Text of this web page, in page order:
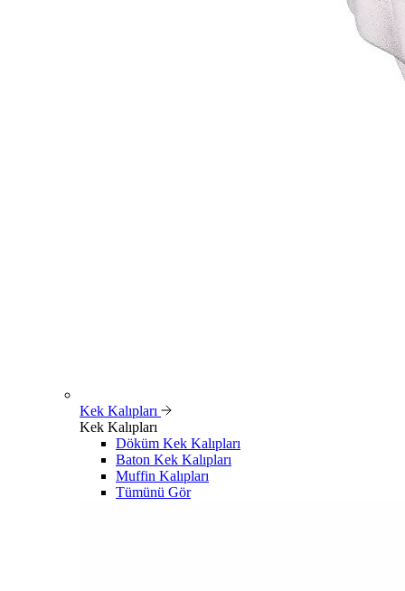
Kek Kalıpları
Kek Kalıpları
Döküm Kek Kalıpları
Baton Kek Kalıpları
Muffin Kalıpları
Tümünü Gör